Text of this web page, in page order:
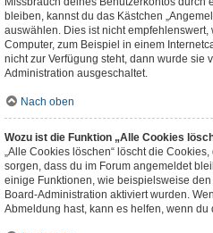
bleiben, kannst du das Kästchen
auswählen. Dies ist nicht
Computer, zum Beispiel in einem
nicht zur Verfügung steht, dann wurde sie
Administration ausgeschaltet.
Nach oben
Wozu ist die Funktion „Alle Cookies
„Alle Cookies löschen“ löscht die
sorgen, dass du im Forum angemeldet
einige Funktionen, wie beispielsweise den
Board-Administration aktiviert wurden.
Abmeldung hast, kann es helfen, wenn du